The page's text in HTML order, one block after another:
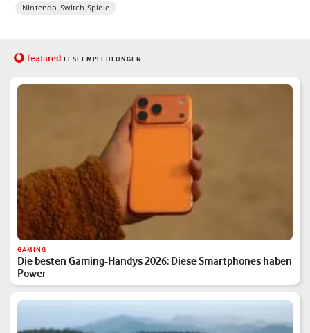
Nintendo-Switch-Spiele
featured LESEEMPFEHLUNGEN
GAMING
Die besten Gaming-Handys 2026: Diese Smartphones haben
Power